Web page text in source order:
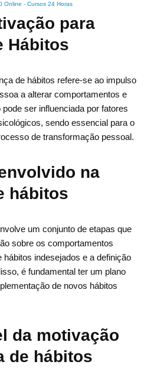
Online - Cursos 24 Horas
para
Hábitos
de hábitos refere-se ao impulso
a alterar comportamentos e
ser influenciada por fatores
sendo essencial para o
de transformação pessoal.
na
hábitos
um conjunto de etapas que
sobre os comportamentos
hábitos indesejados e a definição
é fundamental ter um plano
de novos hábitos
da motivação
de hábitos